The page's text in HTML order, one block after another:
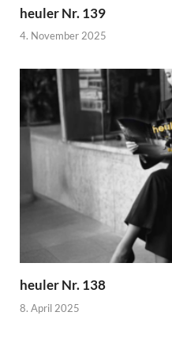
heuler Nr. 139
4. November 2025
heuler Nr. 138
8. April 2025